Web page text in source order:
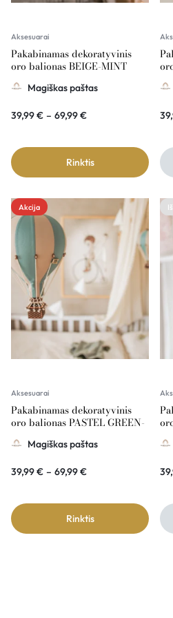
Aksesuarai
Pakabinamas dekoratyvinis
oro balionas BEIGE-MINT
Magiškas paštas
39,99€ – 69,99€
Rinktis
Akcija
Aksesuarai
Pakabinamas dekoratyvinis
oro balionas PASTEL GREEN-
Magiškas paštas
39,99€ – 69,99€
Rinktis